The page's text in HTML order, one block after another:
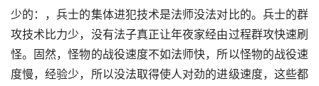
少的：，兵士的集体进犯技术是法师没法对比的。兵士的群
攻技术比力少，没有法子真正让年夜家经由过程群攻快速刷
怪。固然，怪物的战役速度不如法师快，所以怪物的战役速
度慢，经验少，所以没法取得使人对劲的进级速度，这些都